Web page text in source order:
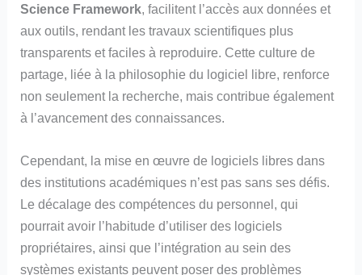
Science Framework , facilitent l’accès aux données et
aux outils, rendant les travaux scientifiques plus
transparents et faciles à reproduire. Cette culture de
partage, liée à la philosophie du logiciel libre, renforce
non seulement la recherche, mais contribue également
à l’avancement des connaissances.
Cependant, la mise en œuvre de logiciels libres dans
des institutions académiques n’est pas sans ses défis.
Le décalage des compétences du personnel, qui
pourrait avoir l’habitude d’utiliser des logiciels
propriétaires, ainsi que l’intégration au sein des
systèmes existants peuvent poser des problèmes